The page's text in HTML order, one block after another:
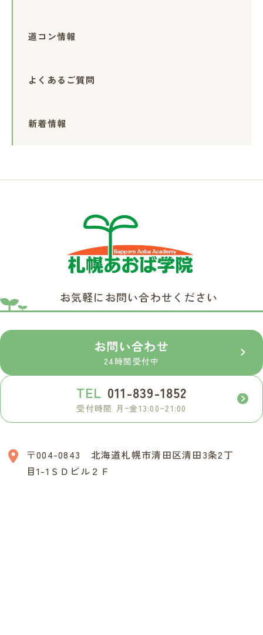
道コン情報
よくあるご質問
新着情報
お気軽にお問い合わせください
お問い合わせ
24時間受付中
TEL 011-839-1852
受付時間 月ｰ金13:00~21:00
〒004-0843 北海道札幌市清田区清田3条2丁
目1-1ＳＤビル２Ｆ